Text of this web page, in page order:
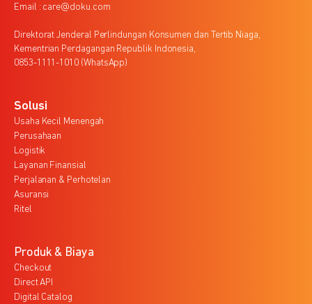
Email : care@doku.com
Direktorat Jenderal Perlindungan Konsumen dan Tertib Niaga,
Kementrian Perdagangan Republik Indonesia,
0853-1111-1010 (WhatsApp)
Solusi
Usaha Kecil Menengah
Perusahaan
Logistik
Layanan Finansial
Perjalanan & Perhotelan
Asuransi
Ritel
Produk & Biaya
Checkout
Direct API
Digital Catalog